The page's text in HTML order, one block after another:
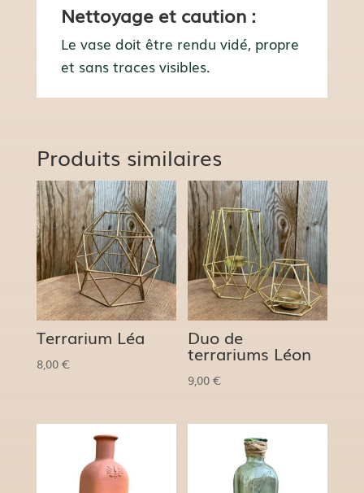
Nettoyage et caution :
Le vase doit être rendu vidé, propre
et sans traces visibles.
Produits similaires
Terrarium Léa
8,00 €
Duo de
terrariums Léon
9,00€